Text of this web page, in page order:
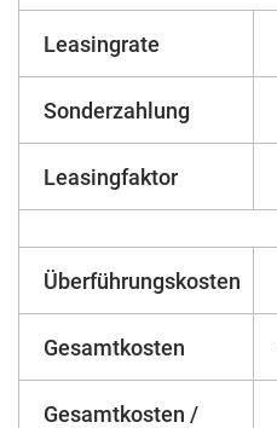
Leasingrate
Sonderzahlung
Leasingfaktor
Überführungskosten
Gesamtkosten
Gesamtkosten /